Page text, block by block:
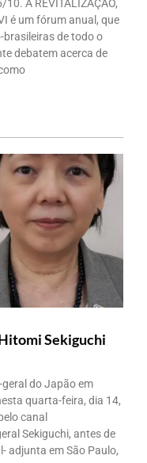
A REVITALIZAÇÃO,
é um fórum anual, que
brasileiras de todo o
debatem acerca de
Sekiguchi
do Japão em
quarta-feira, dia 14,
canal
Sekiguchi, antes de
adjunta em São Paulo,